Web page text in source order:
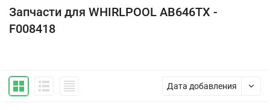
Запчасти для WHIRLPOOL AB646TX -
F008418
Дата добавления